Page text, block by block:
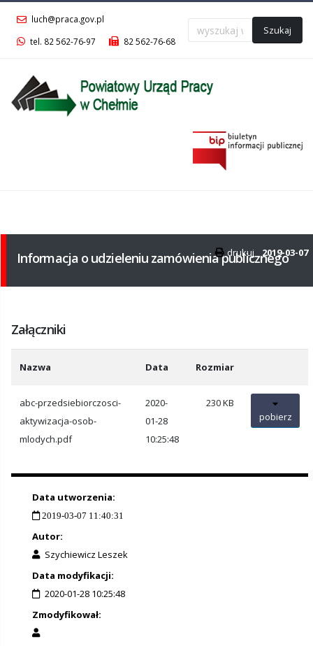
luch@praca.gov.pl
tel. 82 562-76-97
82 562-76-68
Szukaj
drukuj 2019-03-07
Informacja o udzieleniu zamówienia publicznego
Załączniki
Nazwa Data Rozmiar
abc-przedsiebiorczosci-
aktywizacja-osob-
mlodych.pdf
2020-
01-28
10:25:48
230 KB
pobierz
Data utworzenia:
2019-03-07 11:40:31
Autor:
Szychiewicz Leszek
Data modyfikacji:
2020-01-28 10:25:48
Zmodyfikował: